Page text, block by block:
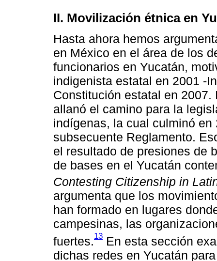
II. Movilización étnica en
Hasta ahora hemos
en México en el área de los
funcionarios en Yucatán,
indigenista estatal en 2001 -
Constitución estatal en
allanó el camino para la
indígenas, la cual culminó
subsecuente Reglamento.
el resultado de presiones de
de bases en el Yucatán
Contesting Citizenship in
argumenta que los
han formado en lugares
campesinas, las
fuertes.13 En esta sección
dichas redes en Yucatán